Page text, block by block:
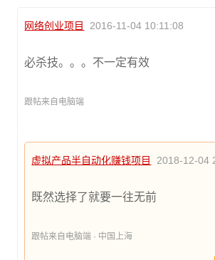
网络创业项目 2016-11-04 10:11:08
必杀技。。。不一定有效
跟帖来自电脑端
虚拟产品半自动化赚钱项目 2018-12-04
既然选择了就要一往无前
跟帖来自电脑端 · 中国上海